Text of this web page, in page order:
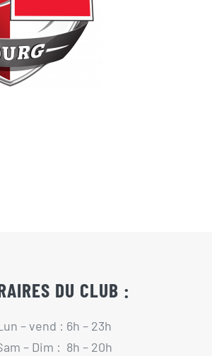
DU CLUB :
– vend : 6h – 23h
– Dim : 8h – 20h